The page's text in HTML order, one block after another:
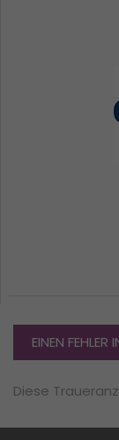
EINEN FEHLER
Diese